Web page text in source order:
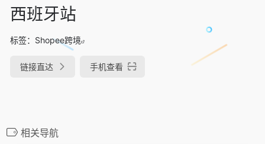
西班牙站
标签： Shopee跨境
链接直达 手机查看
相关导航